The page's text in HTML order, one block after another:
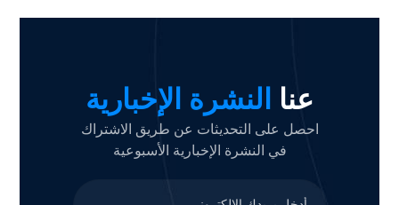
عنا النشرة الإخبارية
احصل على التحديثات عن طريق الاشتراك
في النشرة الإخبارية الأسبوعية